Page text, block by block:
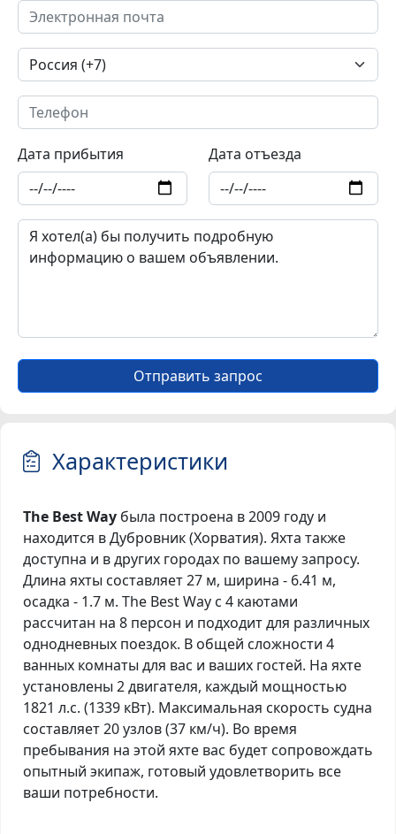
Дата прибытия Дата отъезда
Отправить запрос
Характеристики
The Best Way была построена в 2009 году и
находится в Дубровник (Хорватия). Яхта также
доступна и в других городах по вашему запросу.
Длина яхты составляет 27 м, ширина - 6.41 м,
осадка - 1.7 м. The Best Way с 4 каютами
рассчитан на 8 персон и подходит для различных
однодневных поездок. В общей сложности 4
ванных комнаты для вас и ваших гостей. На яхте
установлены 2 двигателя, каждый мощностью
1821 л.с. (1339 кВт). Максимальная скорость судна
составляет 20 узлов (37 км/ч). Во время
пребывания на этой яхте вас будет сопровождать
опытный экипаж, готовый удовлетворить все
ваши потребности.